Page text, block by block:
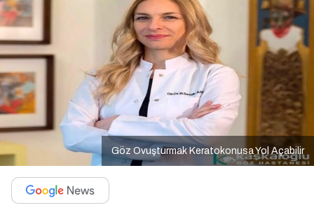
Göz Ovuşturmak Keratokonusa Yol Açabilir